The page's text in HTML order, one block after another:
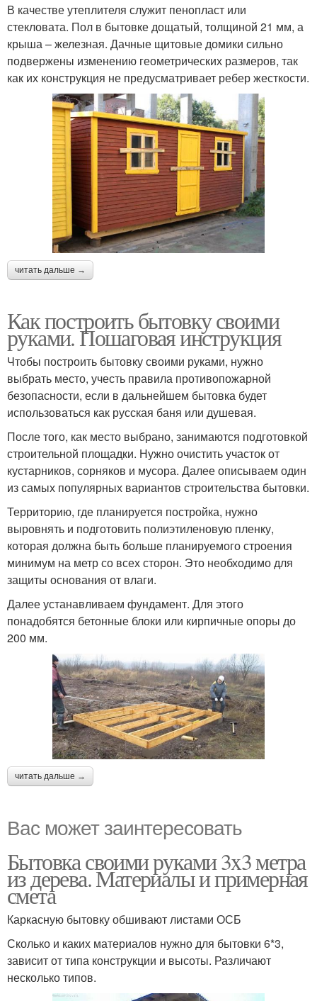
В качестве утеплителя служит пенопласт или
стекловата. Пол в бытовке дощатый, толщиной 21 мм, а
крыша – железная. Дачные щитовые домики сильно
подвержены изменению геометрических размеров, так
как их конструкция не предусматривает ребер жесткости.
читать дальше →
Как построить бытовку своими
руками. Пошаговая инструкция
Чтобы построить бытовку своими руками, нужно
выбрать место, учесть правила противопожарной
безопасности, если в дальнейшем бытовка будет
использоваться как русская баня или душевая.
После того, как место выбрано, занимаются подготовкой
строительной площадки. Нужно очистить участок от
кустарников, сорняков и мусора. Далее описываем один
из самых популярных вариантов строительства бытовки.
Территорию, где планируется постройка, нужно
выровнять и подготовить полиэтиленовую пленку,
которая должна быть больше планируемого строения
минимум на метр со всех сторон. Это необходимо для
защиты основания от влаги.
Далее устанавливаем фундамент. Для этого
понадобятся бетонные блоки или кирпичные опоры до
200 мм.
читать дальше →
Вас может заинтересовать
Бытовка своими руками 3x3 метра
из дерева. Материалы и примерная
смета
Каркасную бытовку обшивают листами ОСБ
Сколько и каких материалов нужно для бытовки 6*3,
зависит от типа конструкции и высоты. Различают
несколько типов.